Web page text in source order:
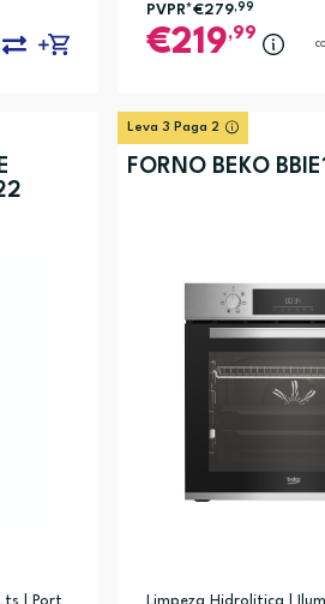
PVPR*€279,99
219,99
Leva 3 Paga 2
FORNO BEKO